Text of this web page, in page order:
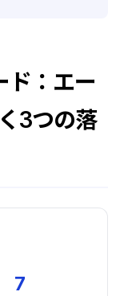
：エー
3つの落
7